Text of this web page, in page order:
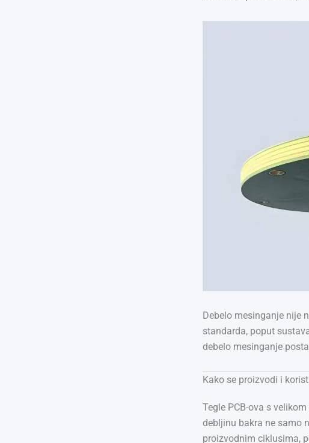
Debelo mesinganje nije
standarda, poput
debelo mesinganje
Kako se proizvodi i
Tegle PCB-ova s
debljinu bakra ne samo
proizvodnim ciklusima,